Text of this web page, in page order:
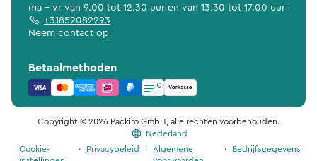
ma - vr van 9.00 tot 12.30 uur en van 13.30 tot 17.00 uur
+31852082293
Neem contact op
Betaalmethoden
Copyright © 2026 Packiro GmbH, alle rechten voorbehouden.
Nederland
Cookie-
· Privacybeleid ·
Algemene
· Bedrijfsgegevens